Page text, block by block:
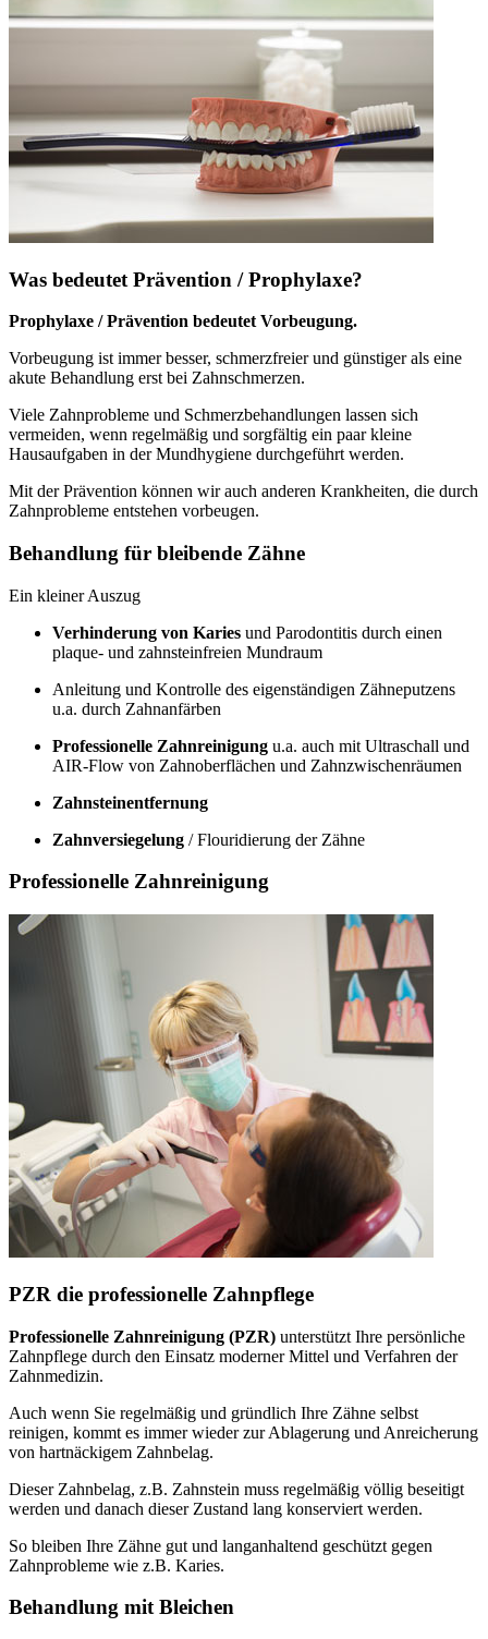
Was bedeutet Prävention / Prophylaxe?
Prophylaxe / Prävention bedeutet Vorbeugung.
Vorbeugung ist immer besser, schmerzfreier und günstiger als eine
akute Behandlung erst bei Zahnschmerzen.
Viele Zahnprobleme und Schmerzbehandlungen lassen sich
vermeiden, wenn regelmäßig und sorgfältig ein paar kleine
Hausaufgaben in der Mundhygiene durchgeführt werden.
Mit der Prävention können wir auch anderen Krankheiten, die durch
Zahnprobleme entstehen vorbeugen.
Behandlung für bleibende Zähne
Ein kleiner Auszug
Verhinderung von Karies und Parodontitis durch einen
plaque- und zahnsteinfreien Mundraum
Anleitung und Kontrolle des eigenständigen Zähneputzens
u.a. durch Zahnanfärben
Professionelle Zahnreinigung u.a. auch mit Ultraschall und
AIR-Flow von Zahnoberflächen und Zahnzwischenräumen
Zahnsteinentfernung
Zahnversiegelung / Flouridierung der Zähne
Professionelle Zahnreinigung
PZR die professionelle Zahnpflege
Professionelle Zahnreinigung (PZR) unterstützt Ihre persönliche
Zahnpflege durch den Einsatz moderner Mittel und Verfahren der
Zahnmedizin.
Auch wenn Sie regelmäßig und gründlich Ihre Zähne selbst
reinigen, kommt es immer wieder zur Ablagerung und Anreicherung
von hartnäckigem Zahnbelag.
Dieser Zahnbelag, z.B. Zahnstein muss regelmäßig völlig beseitigt
werden und danach dieser Zustand lang konserviert werden.
So bleiben Ihre Zähne gut und langanhaltend geschützt gegen
Zahnprobleme wie z.B. Karies.
Behandlung mit Bleichen